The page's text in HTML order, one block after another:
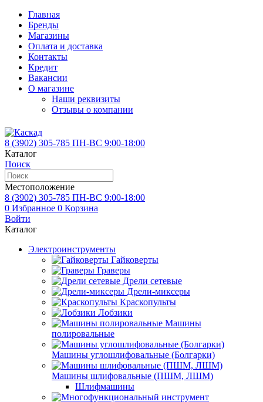
Главная
Бренды
Магазины
Оплата и доставка
Контакты
Кредит
Вакансии
О магазине
Наши реквизиты
Отзывы о компании
8 (3902) 305-785 ПН-ВС 9:00-18:00
Каталог
Поиск
Местоположение
8 (3902) 305-785 ПН-ВС 9:00-18:00
0 Избранное 0 Корзина
Войти
Каталог
Электроинструменты
Гайковерты
Граверы
Дрели сетевые
Дрели-миксеры
Краскопульты
Лобзики
Машины
полировальные
Машины углошлифовальные (Болгарки)
Машины шлифовальные (ПШМ, ЛШМ)
Шлифмашины